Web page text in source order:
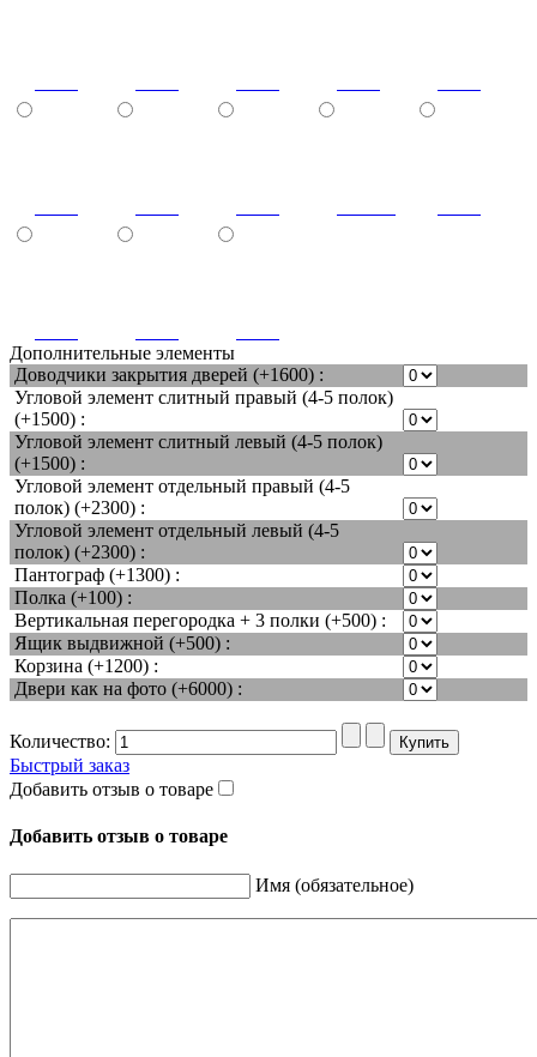
Дополнительные элементы
Доводчики закрытия дверей (+1600) :
Угловой элемент слитный правый (4-5 полок)
(+1500) :
Угловой элемент слитный левый (4-5 полок)
(+1500) :
Угловой элемент отдельный правый (4-5
полок) (+2300) :
Угловой элемент отдельный левый (4-5
полок) (+2300) :
Пантограф (+1300) :
Полка (+100) :
Вертикальная перегородка + 3 полки (+500) :
Ящик выдвижной (+500) :
Корзина (+1200) :
Двери как на фото (+6000) :
Количество:
Быстрый заказ
Добавить отзыв о товаре
Добавить отзыв о товаре
Имя (обязательное)